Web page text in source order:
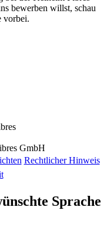
bewerben willst, schau
vorbei.
GmbH
Rechtlicher Hinweis
Sprache